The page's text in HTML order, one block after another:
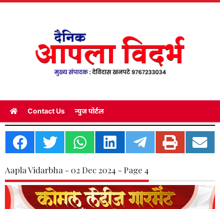
Contact Us न्युज पोर्टल
Aapla Vidarbha - 02 Dec 2024 - Page 4